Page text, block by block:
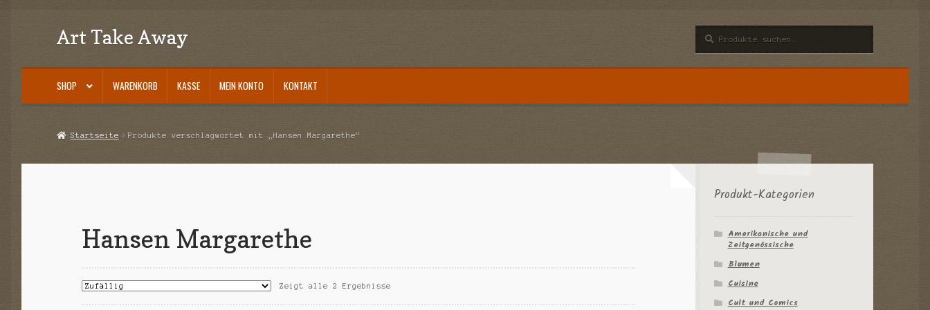
Zur
Navigation
Zum
Inhalt
Art Take Away
nach:
SHOP WARENKORB KASSE MEIN KONTO KONTAKT
Startseite Produkte verschlagwortet mit „Hansen Margarethe“
Hansen Margarethe
Zeigt alle 2 Ergebnisse
Produkt-Kategorien
Amerikanische und
Zeitgenössische
Blumen
Cuisine
Cult und Comics